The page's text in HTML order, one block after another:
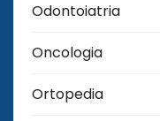
Odontoiatria
Oncologia
Ortopedia